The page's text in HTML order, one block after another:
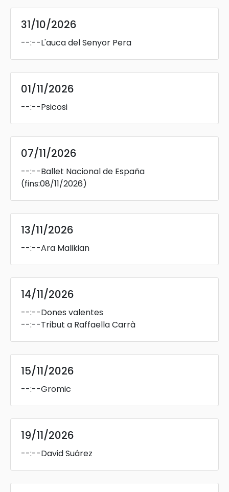
31/10/2026
--:--L'auca del Senyor Pera
01/11/2026
--:--Psicosi
07/11/2026
--:--Ballet Nacional de España
(fins:08/11/2026)
13/11/2026
--:--Ara Malikian
14/11/2026
--:--Dones valentes
--:--Tribut a Raffaella Carrà
15/11/2026
--:--Gromic
19/11/2026
--:--David Suárez